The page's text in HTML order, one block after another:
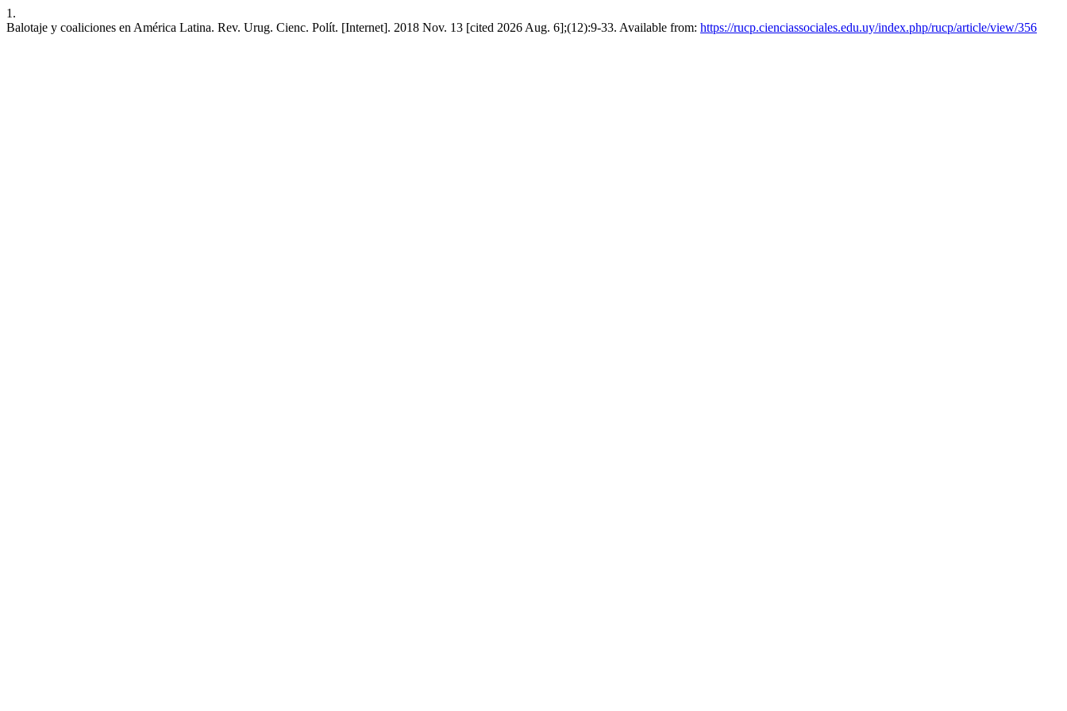
1.
Balotaje y coaliciones en América Latina. Rev. Urug. Cienc. Polít. [Internet]. 2018 Nov. 13 [cited 2026 Aug. 6];(12):9-33. Available from: https://rucp.cienciassociales.edu.uy/index.php/rucp/article/view/356